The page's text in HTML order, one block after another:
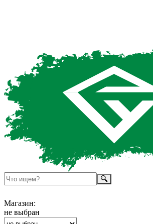
Магазин:
не выбран